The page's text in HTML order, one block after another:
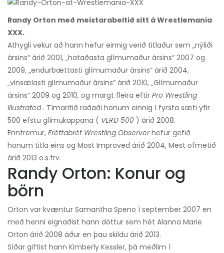
Randy Orton með meistarabeltið sitt á Wrestlemania
XXX.
Athygli vekur að hann hefur einnig verið titlaður sem „nýliði
ársins“ árið 2001, „hataðasta glímumaður ársins“ 2007 og
2009, „endurbættasti glímumaður ársins“ árið 2004,
„vinsælasti glímumaður ársins“ árið 2010, „Glímumaður
ársins“ 2009 og 2010, og margt fleira eftir Pro Wrestling
Illustrated. Tímaritið raðaði honum einnig í fyrsta sæti yfir
500 efstu glímukappana ( VERÐ 500 ) árið 2008.
Ennfremur, Fréttabréf Wrestling Observerhefur gefið
honum titla eins og Most Improved árið 2004, Mest ofmetið
árið 2013 o.s.frv.
Randy Orton: Konur og
börn
Orton var kvæntur Samantha Speno í september 2007 en
með henni eignaðist hann dóttur sem hét Alanna Marie
Orton árið 2008 áður en þau skildu árið 2013.
Síðar giftist hann Kimberly Kessler, þá meðlim í